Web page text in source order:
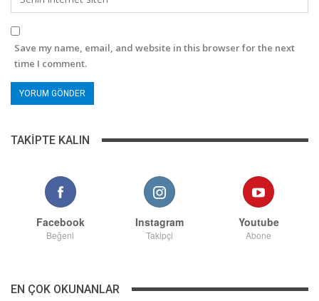
Save my name, email, and website in this browser for the next
time I comment.
TAKIPTE KALIN
Facebook
Beğeni
Instagram
Takipçi
Youtube
Abone
EN ÇOK OKUNANLAR